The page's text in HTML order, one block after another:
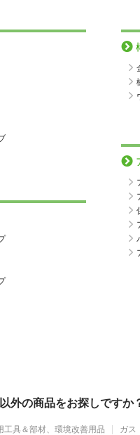
外の商品をお探しですか
工具＆部材、環境改善用品 ガス